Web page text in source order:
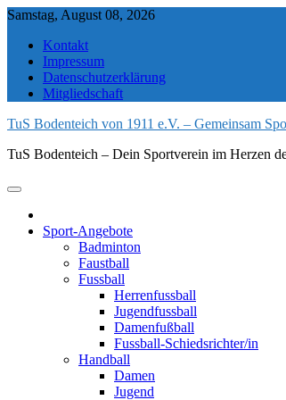
Skip
content
Samstag, August 08, 2026
Kontakt
Impressum
Datenschutzerklärung
Mitgliedschaft
TuS Bodenteich von 1911 e.V. – Gemeinsam
TuS Bodenteich – Dein Sportverein im Herzen
Sport-Angebote
Badminton
Faustball
Fussball
Herrenfussball
Jugendfussball
Damenfußball
Fussball-Schiedsrichter/in
Handball
Damen
Jugend